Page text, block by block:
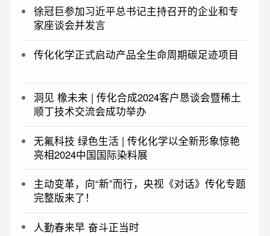
徐冠巨参加习近平总书记主持召开的企业和专
家座谈会并发言
传化化学正式启动产品全生命周期碳足迹项目
洞见 橡未来 | 传化合成2024客户恳谈会暨稀土
顺丁技术交流会成功举办
无氟科技 绿色生活 | 传化化学以全新形象惊艳
亮相2024中国国际染料展
主动变革，向“新”而行，央视《对话》传化专题
完整版来了！
人勤春来早 奋斗正当时